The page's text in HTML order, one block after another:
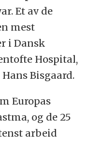
Et av de
mest
i Dansk
Hospital,
Bisgaard.
Europas
og de 25
arbeid